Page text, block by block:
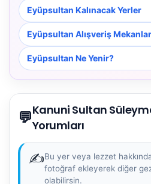
Eyüpsultan Kalınacak Yerler
Eyüpsultan Alışveriş
Eyüpsultan Ne Yenir?
💬Kanuni Sultan
Yorumları
✍️Bu yer veya lezzet
fotoğraf ekleyerek diğer
olabilirsin.